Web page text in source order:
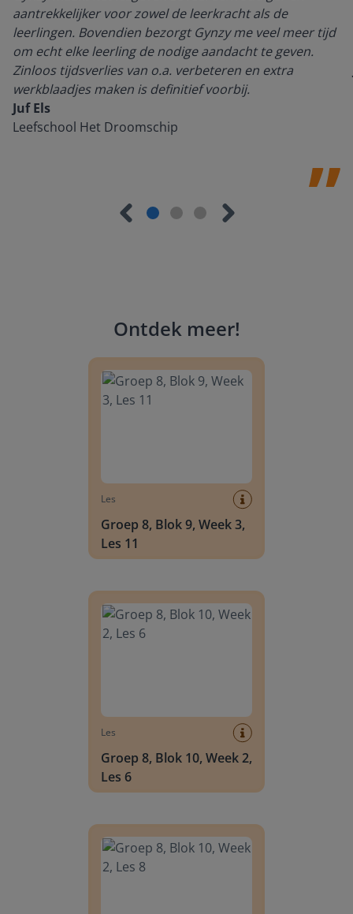
aantrekkelijker voor zowel de leerkracht als de
leerlingen. Bovendien bezorgt Gynzy me veel meer tijd
om echt elke leerling de nodige aandacht te geven.
Zinloos tijdsverlies van o.a. verbeteren en extra
werkblaadjes maken is definitief voorbij.
Juf Els
Leefschool Het Droomschip
Ontdek meer!
Les
Groep 8, Blok 9, Week 3,
Les 11
Les
Groep 8, Blok 10, Week 2,
Les 6